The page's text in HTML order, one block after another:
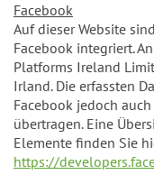
Facebook
Auf dieser Website
Facebook integriert.
Platforms Ireland
Irland. Die erfassten
Facebook jedoch
übertragen. Eine
Elemente finden Sie
https://